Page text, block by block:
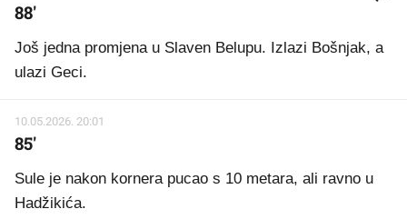
88'
Još jedna promjena u Slaven Belupu. Izlazi Bošnjak, a
ulazi Geci.
10.05.2026. 20:01
85'
Sule je nakon kornera pucao s 10 metara, ali ravno u
Hadžikića.